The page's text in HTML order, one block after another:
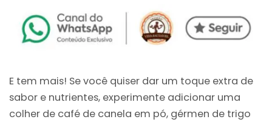
E tem mais! Se você quiser dar um toque extra de
sabor e nutrientes, experimente adicionar uma
colher de café de canela em pó, gérmen de trigo